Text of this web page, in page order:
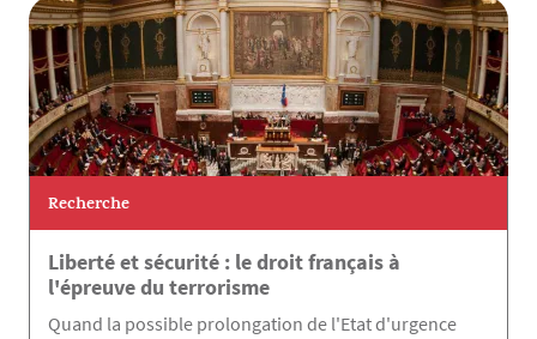
Recherche
Liberté et sécurité : le droit français à
l'épreuve du terrorisme
Quand la possible prolongation de l'Etat d'urgence